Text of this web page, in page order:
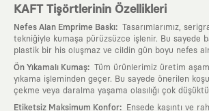
KAFT Tişörtlerinin Özellikleri
Nefes Alan Emprime Baskı: Tasarımlarımız,
tekniğiyle kumaşa pürüzsüzce işlenir. Bu sayede
plastik bir his oluşmaz ve cildin gün boyu nefes
Ön Yıkamalı Kumaş: Tüm ürünlerimiz üretim
yıkama işleminden geçer. Bu sayede önerilen
çekme veya daralma yaşama olasılığı çok
Etiketsiz Maksimum Konfor:
Ensede kaşıntı ve